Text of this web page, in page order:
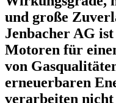
und große
Jenbacher AG
Motoren für
von
erneuerbaren
verarbeiten